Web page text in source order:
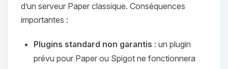
d’un serveur Paper classique. Conséquences
importantes :
Plugins standard non garantis : un plugin
prévu pour Paper ou Spigot ne fonctionnera